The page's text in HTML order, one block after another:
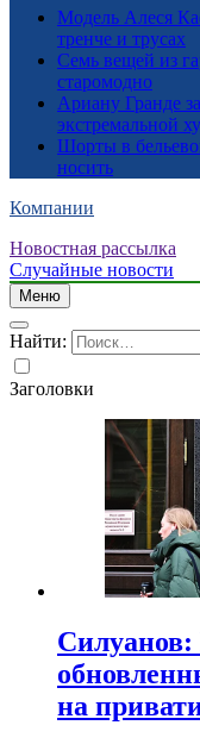
Модель Алеся
тренче и трусах
Семь вещей из
старомодно
Ариану Гранде
экстремальной
Шорты в
носить
Компании
Новостная рассылка
Случайные новости
Меню
Найти:
Заголовки
на